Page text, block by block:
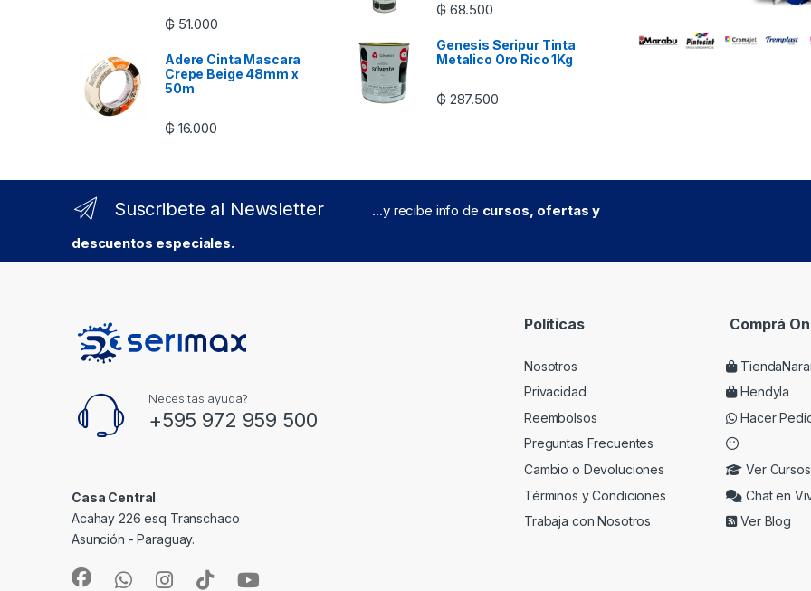
₲ 51.000
Adere Cinta Mascara
Crepe Beige 48mm x
50m
₲ 16.000
₲ 68.500
Genesis Seripur Tinta
Metalico Oro Rico 1Kg
₲ 287.500
Suscribete al Newsletter ...y recibe info de cursos, ofertas y
descuentos especiales.
Necesitas ayuda?
+595 972 959 500
Casa Central
Acahay 226 esq Transchaco
Asunción - Paraguay.
Políticas
Nosotros
Privacidad
Reembolsos
Preguntas Frecuentes
Cambio o Devoluciones
Términos y Condiciones
Trabaja con Nosotros
Comprá
Hendyla
Hacer
Ver Cursos
Chat en
Ver Blog